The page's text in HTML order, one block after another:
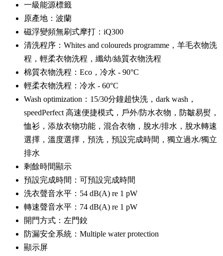
一級能源標籤
原產地：波蘭
磁浮變頻無刷式摩打：iQ300
清洗程序：Whites and coloureds programme，羊毛衣物洗
程，輕柔衣物洗程，纖幼/絲質衣物洗程
棉質衣物洗程：Eco，冷水 - 90°C
輕柔衣物洗程：冷水 - 60°C
Wash optimization：15/30分鐘超快洗，dark wash，
speedPerfect 高速便捷模式，戶外/防水衣物，防皺易熨，
恤衫，添放衣物功能，混合衣物，脫水/排水，脫水轉速
選擇，溫度選擇，預洗，預設完成時間，獨立過水/獨立
排水
剩餘時間顯示
預設完成時間：可預設完成時間
洗衣聲音水平：54 dB(A) re 1 pW
轉速聲音水平：74 dB(A) re 1 pW
開門方式：左門鉸
防漏安全系統：Multiple water protection
顯示屏